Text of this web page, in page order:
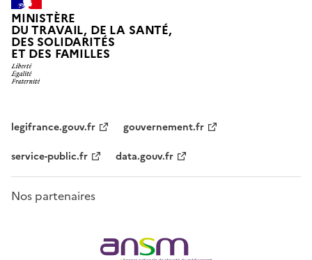
MINISTÈRE
DU TRAVAIL, DE LA SANTÉ,
DES SOLIDARITÉS
ET DES FAMILLES
legifrance.gouv.fr
gouvernement.fr
service-public.fr
data.gouv.fr
Nos partenaires